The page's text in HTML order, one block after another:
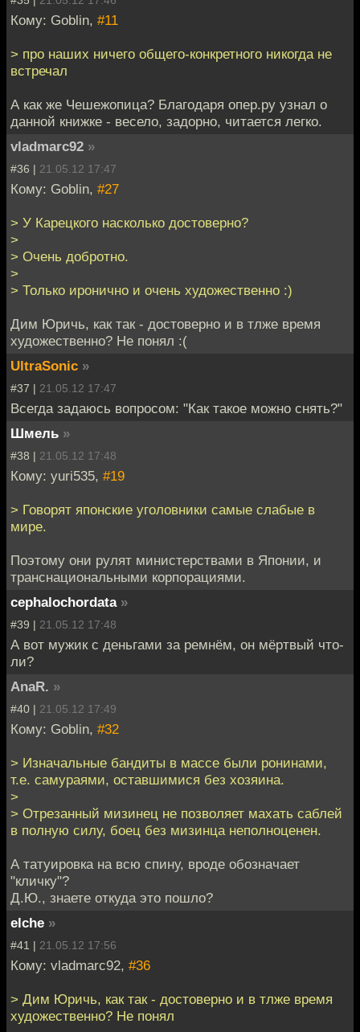
Кому: Goblin, #11
> про наших ничего общего-конкретного никогда не
встречал
А как же Чешежопица? Благодаря опер.ру узнал о
данной книжке - весело, задорно, читается легко.
vladmarc92 »
#36 | 21.05.12 17:47
Кому: Goblin, #27
> У Карецкого насколько достоверно?
>
> Очень добротно.
>
> Только иронично и очень художественно :)
Дим Юричь, как так - достоверно и в тлже время
художественно? Не понял :(
UltraSonic »
#37 | 21.05.12 17:47
Всегда задаюсь вопросом: "Как такое можно снять?"
Шмель »
#38 | 21.05.12 17:48
Кому: yuri535, #19
> Говорят японские уголовники самые слабые в
мире.
Поэтому они рулят министерствами в Японии, и
транснациональными корпорациями.
cephalochordata »
#39 | 21.05.12 17:48
А вот мужик с деньгами за ремнём, он мёртвый что-
ли?
AnaR. »
#40 | 21.05.12 17:49
Кому: Goblin, #32
> Изначальные бандиты в массе были ронинами,
т.е. самураями, оставшимися без хозяина.
>
> Отрезанный мизинец не позволяет махать саблей
в полную силу, боец без мизинца неполноценен.
А татуировка на всю спину, вроде обозначает
"кличку"?
Д.Ю., знаете откуда это пошло?
elche »
#41 | 21.05.12 17:56
Кому: vladmarc92, #36
> Дим Юричь, как так - достоверно и в тлже время
художественно? Не понял